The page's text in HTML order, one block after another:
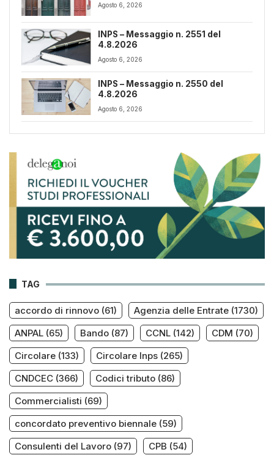
Agosto 6, 2026
INPS – Messaggio n. 2551 del
4.8.2026
Agosto 6, 2026
INPS – Messaggio n. 2550 del
4.8.2026
Agosto 6, 2026
TAG
accordo di rinnovo (61) Agenzia delle Entrate (1730)
ANPAL (65) Bando (87) CCNL (142) CDM (70)
Circolare (133) Circolare Inps (265)
CNDCEC (366) Codici tributo (86)
Commercialisti (69)
concordato preventivo biennale (59)
Consulenti del Lavoro (97) CPB (54)